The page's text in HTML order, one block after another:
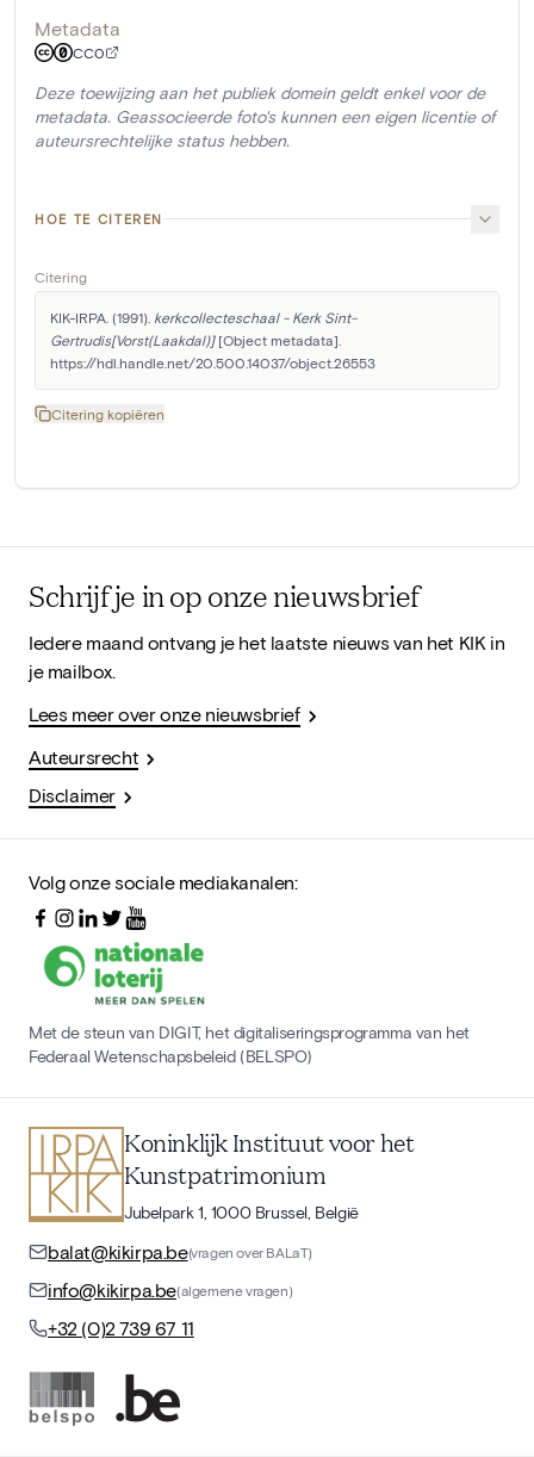
Metadata
CC0
Deze toewijzing aan het publiek domein geldt enkel voor de
metadata. Geassocieerde foto's kunnen een eigen licentie of
auteursrechtelijke status hebben.
HOE TE CITEREN
Citering
KIK-IRPA. (1991). kerkcollecteschaal - Kerk Sint-
Gertrudis[Vorst(Laakdal)] [Object metadata].
https://hdl.handle.net/20.500.14037/object.26553
Citering kopiëren
Schrijf je in op onze nieuwsbrief
Iedere maand ontvang je het laatste nieuws van het KIK in
je mailbox.
Lees meer over onze nieuwsbrief
Auteursrecht
Disclaimer
Volg onze sociale mediakanalen:
Met de steun van DIGIT, het digitaliseringsprogramma van het
Federaal Wetenschapsbeleid (BELSPO)
Koninklijk Instituut voor het
Kunstpatrimonium
Jubelpark 1, 1000 Brussel, België
balat@kikirpa.be(vragen over BALaT)
info@kikirpa.be(algemene vragen)
+32 (0)2 739 67 11